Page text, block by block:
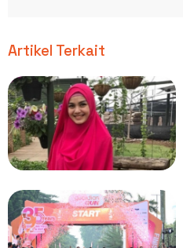
Artikel Terkait